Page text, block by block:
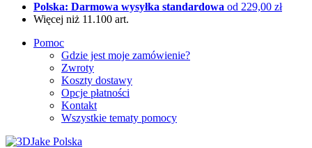
Polska: Darmowa wysyłka standardowa od 229,00 zł
Więcej niż 11.100 art.
Pomoc
Gdzie jest moje zamówienie?
Zwroty
Koszty dostawy
Opcje płatności
Kontakt
Wszystkie tematy pomocy